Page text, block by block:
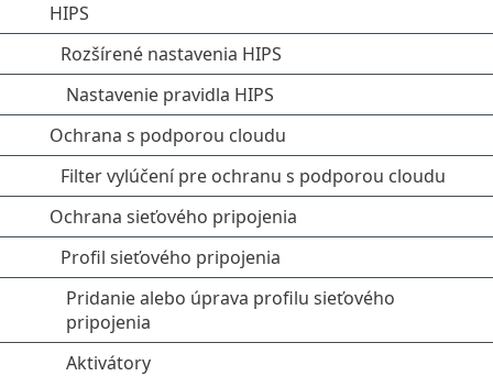
HIPS
Rozšírené nastavenia HIPS
Nastavenie pravidla HIPS
Ochrana s podporou cloudu
Filter vylúčení pre ochranu s podporou cloudu
Ochrana sieťového pripojenia
Profil sieťového pripojenia
Pridanie alebo úprava profilu sieťového
pripojenia
Aktivátory